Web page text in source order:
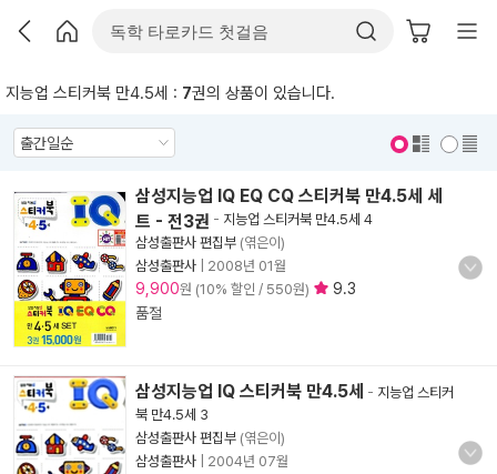
지능업 스티커북 만4.5세 : 7권의 상품이 있습니다.
삼성지능업 IQ EQ CQ 스티커북 만4.5세 세
트 - 전3권 - 지능업 스티커북 만4.5세 4
삼성출판사 편집부 (엮은이)
삼성출판사
2008년 01월
9,900원 (10% 할인 / 550원)
9.3
품절
삼성지능업 IQ 스티커북 만4.5세 - 지능업 스티커
북 만4.5세 3
삼성출판사 편집부 (엮은이)
삼성출판사
2004년 07월